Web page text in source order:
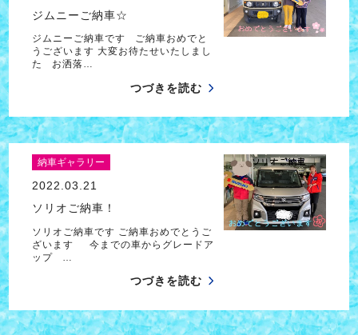
ジムニーご納車☆
ジムニーご納車です ご納車おめでと
うございます 大変お待たせいたしまし
た お洒落…
つづきを読む
納車ギャラリー
2022.03.21
ソリオご納車！
ソリオご納車です ご納車おめでとうご
ざいます 今までの車からグレードア
ップ …
つづきを読む